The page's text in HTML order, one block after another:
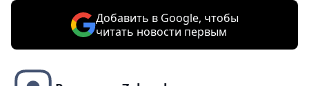
Добавить в Google, чтобы
читать новости первым